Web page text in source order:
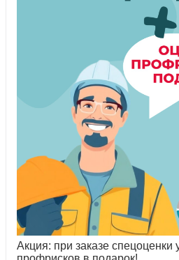
Акция: при заказе спецоценки